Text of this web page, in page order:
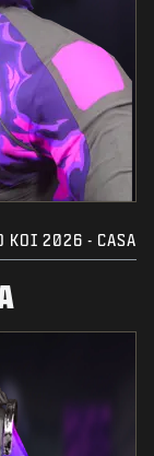
KOI 2026 - CASA